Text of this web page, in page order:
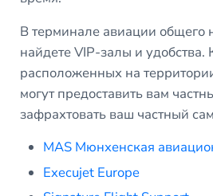
В терминале авиации общего
найдете VIP-залы и удобства.
расположенных на
могут предоставить вам
зафрахтовать ваш частный
MAS Мюнхенская
Execujet Europe